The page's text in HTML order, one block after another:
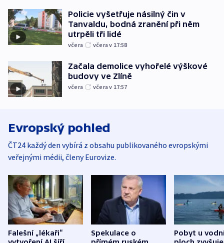
Policie vyšetřuje násilný čin v
Tanvaldu, bodná zranění při něm
utrpěli tři lidé
včera včera v 17:58
Začala demolice vyhořelé výškové
budovy ve Zlíně
včera včera v 17:57
Evropský pohled
ČT24 každý den vybírá z obsahu publikovaného evropskými
veřejnými médii, členy Eurovize.
Falešní „lékaři“
Spekulace o
Pobyt u